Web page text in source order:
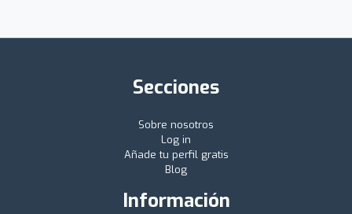
Secciones
Sobre nosotros
Log in
Añade tu perfil gratis
Blog
Información